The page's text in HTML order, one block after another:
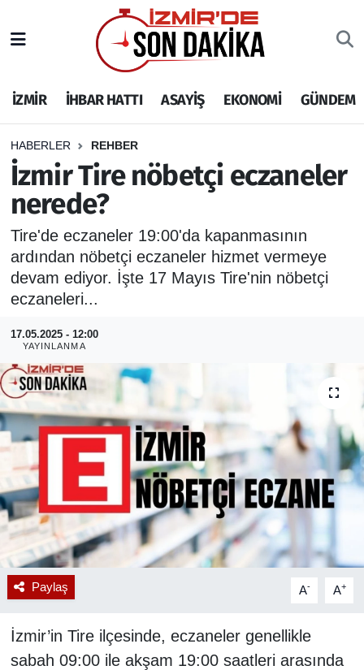
İZMİR İHBAR HATTI ASAYİŞ EKONOMİ GÜNDEM
HABERLER REHBER
İzmir Tire nöbetçi eczaneler
nerede?
Tire'de eczaneler 19:00'da kapanmasının
ardından nöbetçi eczaneler hizmet vermeye
devam ediyor. İşte 17 Mayıs Tire'nin nöbetçi
eczaneleri...
17.05.2025 - 12:00
YAYINLANMA
Paylaş A- A+
İzmir’in Tire ilçesinde, eczaneler genellikle
sabah 09:00 ile akşam 19:00 saatleri arasında
İHBAR HATTI
DEPREM
GENEL
EKONOMİ
SİYASET
SPOR
ASAYİŞ
RESMİ REKLAM
İzmir Nöbetçi Eczaneler
İzmir Hava Durumu
İzmir Namaz Vakitleri
İzmir Trafik Yoğunluk Haritası
Puan Durumu ve Fikstür
Tüm Manşetler
Son Dakika Haberleri
Haber Arşivi